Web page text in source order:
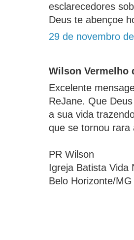
esclarecedores
Deus te abençoe
29 de novembro
Wilson Vermelho
Excelente
ReJane. Que
a sua vida
que se tornou rara
PR Wilson
Igreja Batista Vida
Belo Horizonte/MG